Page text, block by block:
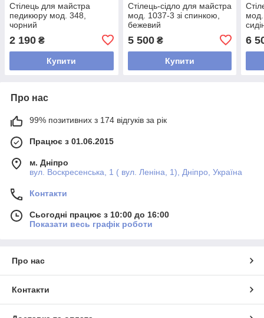
Стілець для майстра
педикюру мод. 348,
чорний
2 190 ₴
Купити
Стілець-сідло для майстра
мод. 1037-3 зі спинкою,
бежевий
5 500₴
Купити
6
Про нас
99% позитивних з 174 відгуків за рік
Працює з 01.06.2015
м. Дніпро
вул. Воскресенська, 1 ( вул. Леніна, 1), Дніпро, Україна
Контакти
Сьогодні працює з 10:00 до 16:00
Показати весь графік роботи
Про нас
Контакти